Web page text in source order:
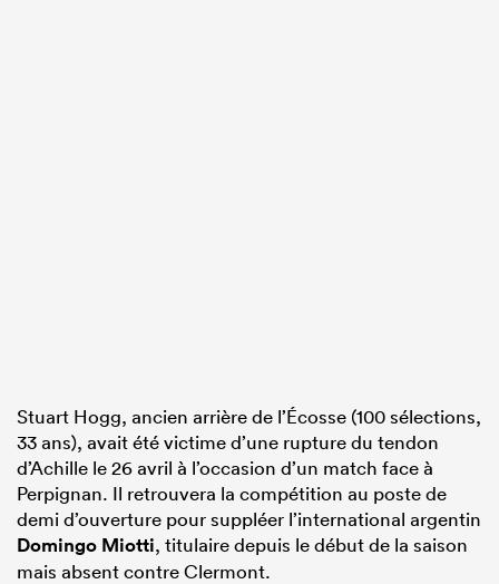
Stuart Hogg, ancien arrière de l’Écosse (100 sélections,
33 ans), avait été victime d’une rupture du tendon
d’Achille le 26 avril à l’occasion d’un match face à
Perpignan. Il retrouvera la compétition au poste de
demi d’ouverture pour suppléer l’international argentin
Domingo Miotti, titulaire depuis le début de la saison
mais absent contre Clermont.